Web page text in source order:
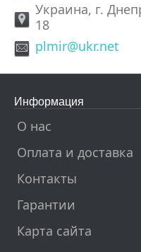
Украина, г.
18
plmir@ukr.net
Информация
О нас
Оплата и доставка
Контакты
Гарантии
Карта сайта